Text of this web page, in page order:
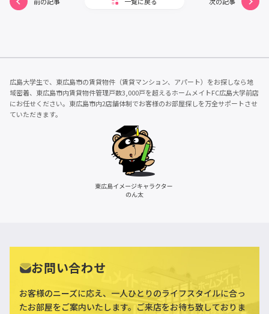
広島大学生で、東広島市の賃貸物件（賃貸マンション、アパート）をお探しなら地
域密着、東広島市内賃貸物件管理戸数3,000戸を超えるホームメイトFC広島大学前店
にお任せください。東広島市内2店舗体制でお客様のお部屋探しを万全サポートさせ
ていただきます。
お問い合わせ
お客様のニーズに応え、一人ひとりのライフスタイルに合っ
たお部屋をご案内いたします。ご来店をお待ち致しておりま